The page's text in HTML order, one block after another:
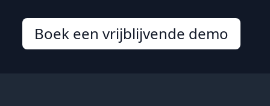
Boek een vrijblijvende demo